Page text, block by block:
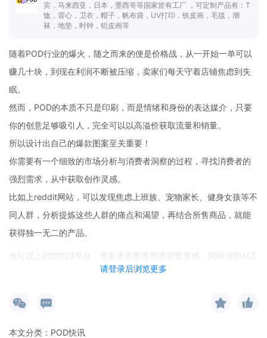
宾，马来西亚，日本，墨西哥等国家皆有工厂 ，可定制产品有：T
恤，背心，卫衣，帽子，帆布袋，UV打印，铁皮画，毛毯，潮
袜，地垫，时钟，铝皮画等
请登录后浏览更多
随着POD行业的爆火，随之而来的便是价格战，从一开始一单可以
赚几十块，到现在利润不断被压缩，卖家们每天守着店铺焦虑到失
眠。
然而，POD的本质不只是印刷，而是情绪和身份的表达媒介，只要
你的创意足够吸引人，完全可以以高溢价获取流量和销量。
所以设计出自己的爆款图案至关重要！
你需要有一个细致的市场分析与消费者洞察的过程，寻找消费者的
强烈需求，从中获取创作灵感。
比如上reddit网站，可以发现焦虑上班族、宠物家长、健身女孩等不
同人群，分析提炼这些人群的痛点和渴望，再结合所售商品，就能
获得独一无二的产品。
也可以上POD123平台，查看更多图库资源获取灵感，同时借助AI工
具拆解爆款，二创生成原创的图案，助力卖家更快上品出货。
本文分类： POD快讯